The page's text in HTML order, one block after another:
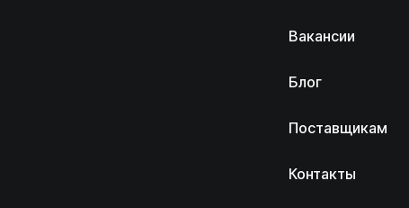
Вакансии
Блог
Поставщикам
Контакты